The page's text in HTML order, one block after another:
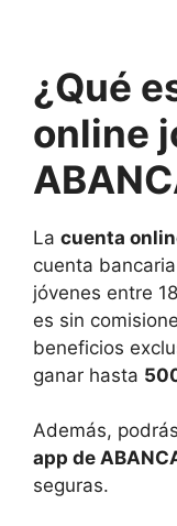
¿Qué
online
La cuenta
cuenta
jóvenes entre
es sin
beneficios
ganar hasta
Además,
app de
seguras.